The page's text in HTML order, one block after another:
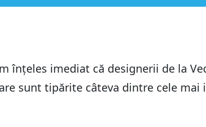
înțeles imediat că designerii de la
sunt tipărite câteva dintre cele